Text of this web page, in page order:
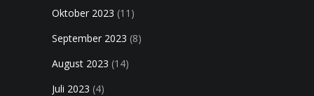
Oktober 2023 (11)
September 2023 (8)
August 2023 (14)
Juli 2023 (4)